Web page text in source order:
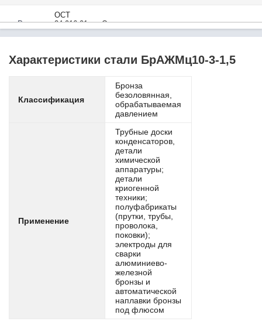
09ГБЮ
09ГСФ
10
10895
10пс
Россия
ОСТ
24.916.01-
Отливки из цветных металлов, марки и
Характеристики стали БрАЖМц10-3-1,5
Классификация
Бронза
безоловянная,
обрабатываемая
давлением
Применение
Трубные доски
конденсаторов,
детали
химической
аппаратуры;
детали
криогенной
техники;
полуфабрикаты
(прутки, трубы,
проволока,
поковки);
электроды для
сварки
алюминиево-
железной
бронзы и
автоматической
наплавки бронзы
под флюсом